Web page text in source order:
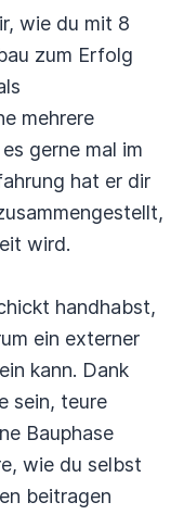
wie du mit 8
zum Erfolg
mehrere
gerne mal im
hat er dir
wird.
handhabst,
ein externer
kann. Dank
sein, teure
Bauphase
wie du selbst
beitragen